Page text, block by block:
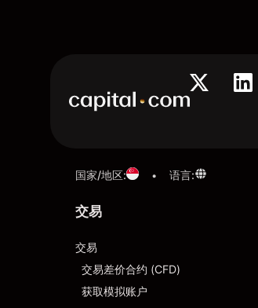
国家/地区: • 语言:
交易
交易
交易差价合约 (CFD)
获取模拟账户